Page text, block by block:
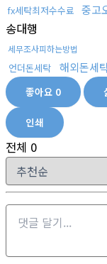
fx세탁최저수수료 중고
송대행
세무조사피하는방법
언더돈세탁 해외돈세
좋아요 0
인쇄
전체 0